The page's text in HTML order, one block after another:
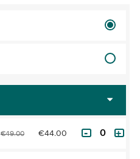
€49.00 €44.00